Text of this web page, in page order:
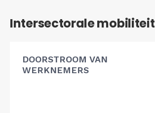
Intersectorale mobiliteit
DOORSTROOM VAN
WERKNEMERS